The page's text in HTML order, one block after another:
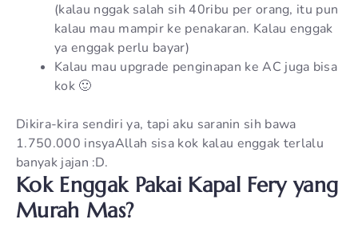
(kalau nggak salah sih 40ribu per orang, itu pun
kalau mau mampir ke penakaran. Kalau enggak
ya enggak perlu bayar)
Kalau mau upgrade penginapan ke AC juga bisa
kok 🙂
Dikira-kira sendiri ya, tapi aku saranin sih bawa
1.750.000 insyaAllah sisa kok kalau enggak terlalu
banyak jajan :D.
Kok Enggak Pakai Kapal Fery yang
Murah Mas?